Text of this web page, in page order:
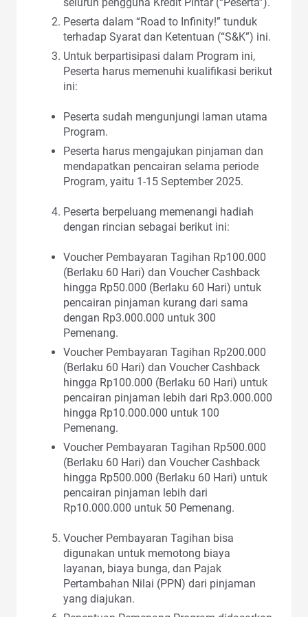
Peserta dalam “Road to Infinity!” tunduk
terhadap Syarat dan Ketentuan (“S&K”) ini.
Untuk berpartisipasi dalam Program ini,
Peserta harus memenuhi kualifikasi berikut
ini:
Peserta sudah mengunjungi laman utama
Program.
Peserta harus mengajukan pinjaman dan
mendapatkan pencairan selama periode
Program, yaitu 1-15 September 2025.
Peserta berpeluang memenangi hadiah
dengan rincian sebagai berikut ini:
Voucher Pembayaran Tagihan Rp100.000
(Berlaku 60 Hari) dan Voucher Cashback
hingga Rp50.000 (Berlaku 60 Hari) untuk
pencairan pinjaman kurang dari sama
dengan Rp3.000.000 untuk 300
Pemenang.
Voucher Pembayaran Tagihan Rp200.000
(Berlaku 60 Hari) dan Voucher Cashback
hingga Rp100.000 (Berlaku 60 Hari) untuk
pencairan pinjaman lebih dari Rp3.000.000
hingga Rp10.000.000 untuk 100
Pemenang.
Voucher Pembayaran Tagihan Rp500.000
(Berlaku 60 Hari) dan Voucher Cashback
hingga Rp500.000 (Berlaku 60 Hari) untuk
pencairan pinjaman lebih dari
Rp10.000.000 untuk 50 Pemenang.
Voucher Pembayaran Tagihan bisa
digunakan untuk memotong biaya
layanan, biaya bunga, dan Pajak
Pertambahan Nilai (PPN) dari pinjaman
yang diajukan.